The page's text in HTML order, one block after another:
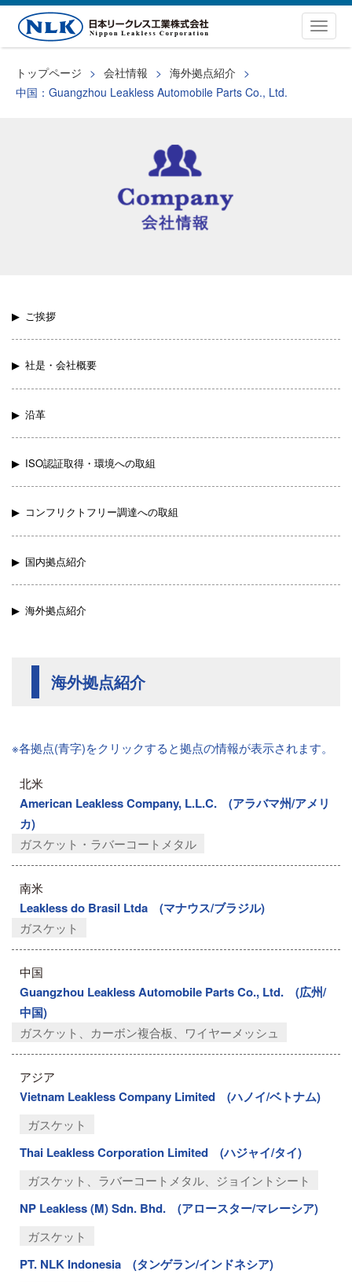
トップページ 会社情報
海外拠点紹介
中国：Guangzhou Leakless Automobile Parts Co., Ltd.
ご挨拶
社是・会社概要
沿革
ISO認証取得・環境への取組
コンフリクトフリー調達への取組
国内拠点紹介
海外拠点紹介
海外拠点紹介
※各拠点(青字)をクリックすると拠点の情報が表示されます。
北米
American Leakless Company, L.L.C. (アラバマ州/アメリ
カ)
ガスケット・ラバーコートメタル
南米
Leakless do Brasil Ltda (マナウス/ブラジル)
ガスケット
中国
Guangzhou Leakless Automobile Parts Co., Ltd. (広州/
中国)
ガスケット、カーボン複合板、ワイヤーメッシュ
アジア
Vietnam Leakless Company Limited (ハノイ/ベトナム)
ガスケット
Thai Leakless Corporation Limited (ハジャイ/タイ)
ガスケット、ラバーコートメタル、ジョイントシート
NP Leakless (M) Sdn. Bhd. (アロースター/マレーシア)
ガスケット
PT. NLK Indonesia (タンゲラン/インドネシア)